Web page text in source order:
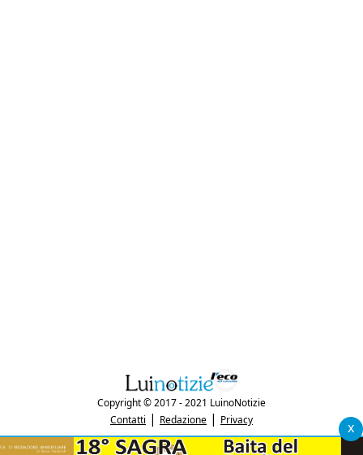
x
Copyright © 2017 - 2021 LuinoNotizie
Contatti | Redazione | Privacy
"Luinonotizie.it è una testata giornalistica iscritta al Registro Stampa del